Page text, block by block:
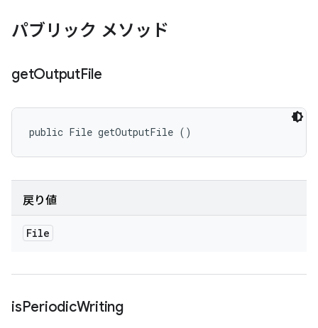
パブリック メソッド
getOutputFile
public File getOutputFile ()
戻り値
File
isPeriodicWriting